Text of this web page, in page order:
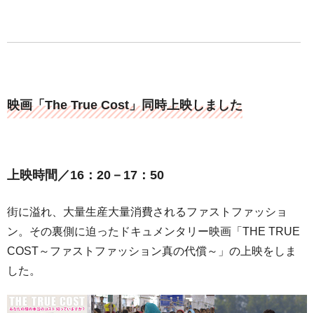
映画「The True Cost」同時上映しました
上映時間／16：20－17：50
街に溢れ、大量生産大量消費されるファストファッショ
ン。その裏側に迫ったドキュメンタリー映画「THE TRUE
COST～ファストファッション真の代償～」の上映をしま
した。